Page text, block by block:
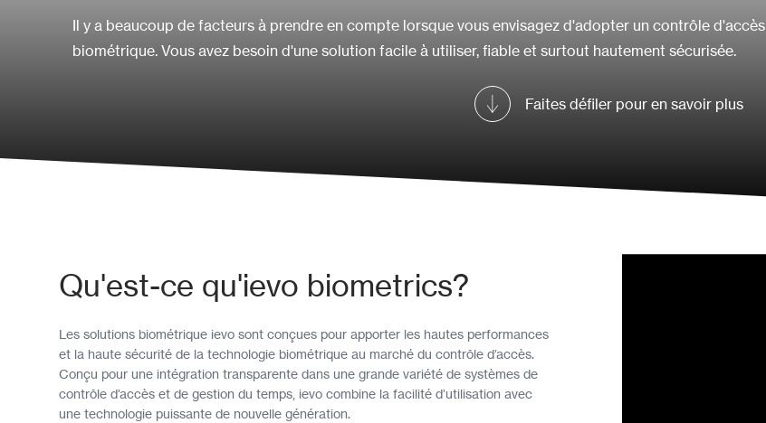
Il y a beaucoup de facteurs à prendre en compte lorsque vous envisagez d'adopter un contrôle d'accès
biométrique. Vous avez besoin d'une solution facile à utiliser, fiable et surtout hautement sécurisée.
Faites défiler pour en savoir plus
Qu'est-ce qu'ievo biometrics?
Les solutions biométrique ievo sont conçues pour apporter les hautes performances
et la haute sécurité de la technologie biométrique au marché du contrôle d’accès.
Conçu pour une intégration transparente dans une grande variété de systèmes de
contrôle d’accès et de gestion du temps, ievo combine la facilité d’utilisation avec
une technologie puissante de nouvelle génération.